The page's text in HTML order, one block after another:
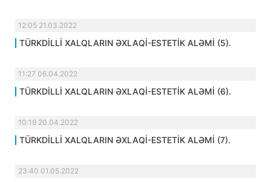
12:05 21.03.2022
TÜRKDİLLİ XALQLARIN ƏXLAQİ-ESTETİK ALƏMİ (5).
11:27 06.04.2022
TÜRKDİLLİ XALQLARIN ƏXLAQİ-ESTETİK ALƏMİ (6).
10:19 20.04.2022
TÜRKDİLLİ XALQLARIN ƏXLAQİ-ESTETİK ALƏMİ (7).
23:40 01.05.2022